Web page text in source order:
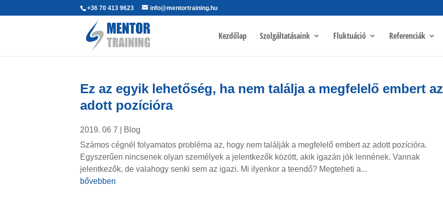
+36 70 413 9623 info@mentortraining.hu
Kezdőlap Szolgáltatásaink Fluktuáció Referenciák
Ez az egyik lehetőség, ha nem találja a megfelelő embert az
adott pozícióra
2019. 06 7
Blog
Számos cégnél folyamatos probléma az, hogy nem találják a megfelelő embert az adott pozícióra.
Egyszerűen nincsenek olyan személyek a jelentkezők között, akik igazán jók lennének. Vannak
jelentkezők, de valahogy senki sem az igazi. Mi ilyenkor a teendő? Megteheti a...
bővebben